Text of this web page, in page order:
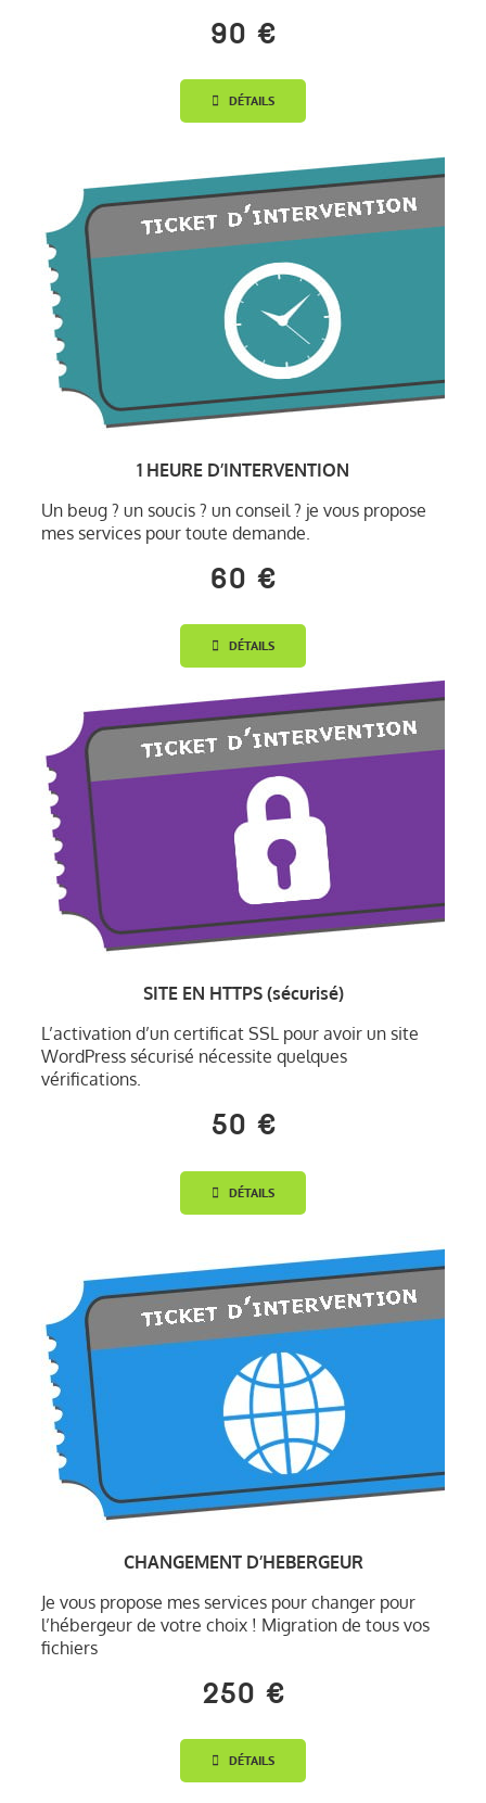
90 €
DÉTAILS
1 HEURE D’INTERVENTION
Un beug ? un soucis ? un conseil ? je vous propose
mes services pour toute demande.
60 €
DÉTAILS
SITE EN HTTPS (sécurisé)
L’activation d’un certificat SSL pour avoir un site
WordPress sécurisé nécessite quelques
vérifications.
50 €
DÉTAILS
CHANGEMENT D’HEBERGEUR
Je vous propose mes services pour changer pour
l’hébergeur de votre choix ! Migration de tous vos
fichiers
250 €
DÉTAILS